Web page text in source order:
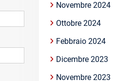
Novembre 2024
Ottobre 2024
Febbraio 2024
Dicembre 2023
Novembre 2023